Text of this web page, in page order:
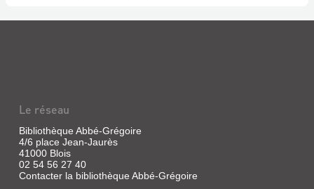
Le réseau
Bibliothèque Abbé-Grégoire
4/6 place Jean-Jaurès
41000 Blois
02 54 56 27 40
Contacter la bibliothèque Abbé-Grégoire